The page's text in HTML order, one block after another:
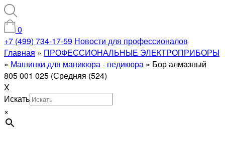
0
+7 (499) 734-17-59 Новости для профессионалов
Главная » ПРОФЕССИОНАЛЬНЫЕ ЭЛЕКТРОПРИБОРЫ
» Машинки для маникюра - педикюра » Бор алмазный
805 001 025 (Средняя (524)
X
Искать
×